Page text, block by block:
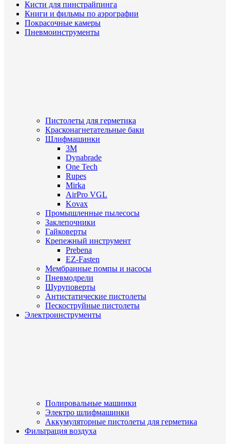
Кисти для пинстрайпинга
Книги и фильмы по аэрографии
Покрасочные камеры
Пневмоинструменты
Пистолеты для герметика
Красконагнетательные баки
Шлифмашинки
3M
Dynabrade
One Tech
Rupes
Mirka
AirPro VGL
Kovax
Промышленные пылесосы
Заклепочники
Гайковерты
Крепежный инструмент
Prebena
EZ-Fasten
Мембранные помпы и насосы
Пневмодрели
Шуруповерты
Антистатические пистолеты
Пескоструйные пистолеты
Электроинструменты
Полировальные машинки
Электро шлифмашинки
Аккумуляторные пистолеты для герметика
Фильтрация воздуха